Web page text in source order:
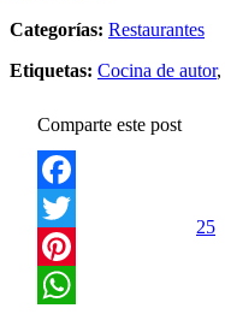
Categorías: Restaurantes
Etiquetas: Cocina de autor,
Comparte este post
Facebook
Twitter
Pinterest
25